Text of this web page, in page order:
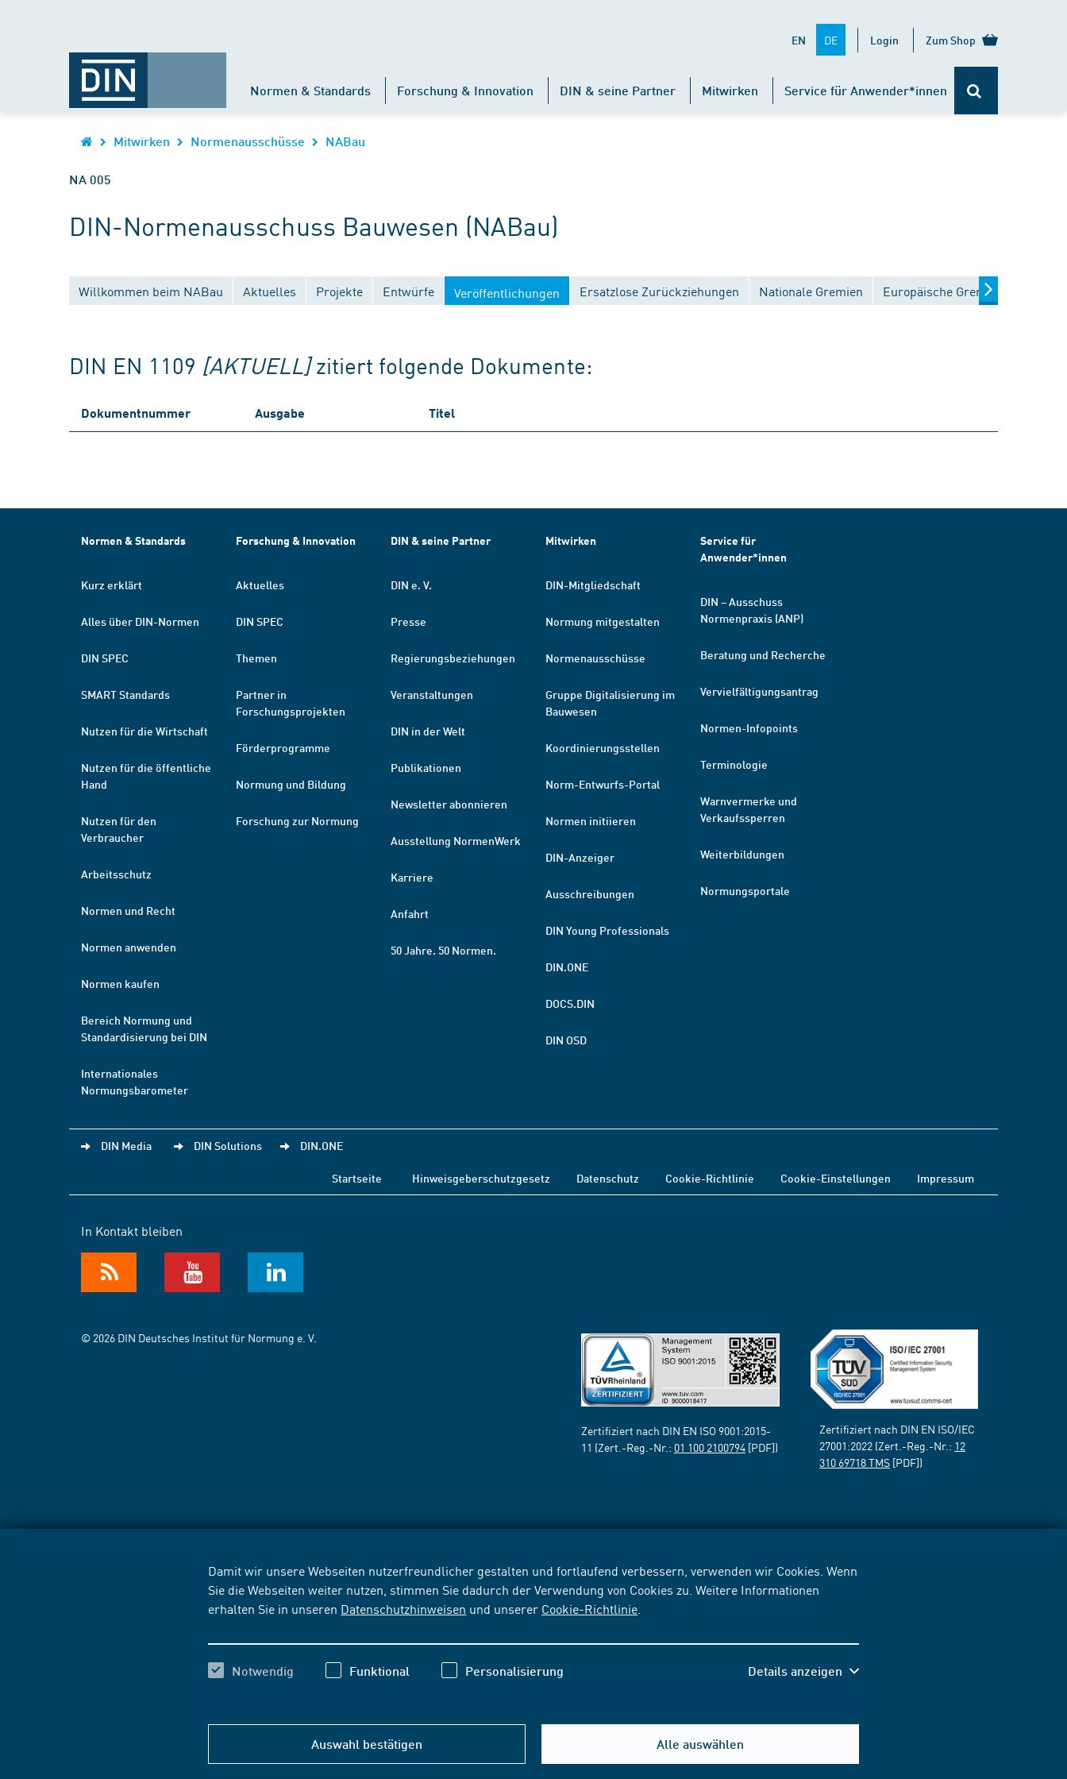
Damit wir unsere Webseiten nutzerfreundlicher gestalten und fortlaufend verbessern, verwenden wir Cookies. Wenn
Sie die Webseiten weiter nutzen, stimmen Sie dadurch der Verwendung von Cookies zu. Weitere Informationen
erhalten Sie in unseren Datenschutzhinweisen und unserer Cookie-Richtlinie
Notwendig Funktional Personalisierung Details anzeigen
Auswahl bestätigen Alle auswählen
EN DE Login Zum Shop
Normen & Standards Forschung & Innovation DIN & seine Partner Mitwirken Service für Anwender*innen
Mitwirken Normenausschüsse NABau
NA 005
DIN-Normenausschuss Bauwesen (NABau)
Willkommen beim NABau Aktuelles Projekte Entwürfe Veröffentlichungen Ersatzlose Zurückziehungen Nationale Gremien Europäische Gremien
DIN EN 1109 [AKTUELL] zitiert folgende Dokumente:
Dokumentnummer Ausgabe Titel
Normen & Standards
Kurz erklärt
Alles über DIN-Normen
DIN SPEC
SMART Standards
Nutzen für die Wirtschaft
Nutzen für die öffentliche
Hand
Nutzen für den
Verbraucher
Arbeitsschutz
Normen und Recht
Normen anwenden
Normen kaufen
Bereich Normung und
Standardisierung bei DIN
Internationales
Normungsbarometer
Forschung & Innovation
Aktuelles
DIN SPEC
Themen
Partner in
Forschungsprojekten
Förderprogramme
Normung und Bildung
Forschung zur Normung
DIN & seine Partner
DIN e. V.
Presse
Regierungsbeziehungen
Veranstaltungen
DIN in der Welt
Publikationen
Newsletter abonnieren
Ausstellung NormenWerk
Karriere
Anfahrt
50 Jahre. 50 Normen.
Mitwirken
DIN-Mitgliedschaft
Normung mitgestalten
Normenausschüsse
Gruppe Digitalisierung im
Bauwesen
Koordinierungsstellen
Norm-Entwurfs-Portal
Normen initiieren
DIN-Anzeiger
Ausschreibungen
DIN Young Professionals
DIN.ONE
DOCS.DIN
DIN OSD
Service für
Anwender*innen
DIN – Ausschuss
Normenpraxis (ANP)
Beratung und Recherche
Vervielfältigungsantrag
Normen-Infopoints
Terminologie
Warnvermerke und
Verkaufssperren
Weiterbildungen
Normungsportale
DIN Media DIN Solutions DIN.ONE
Startseite Hinweisgeberschutzgesetz Datenschutz Cookie-Richtlinie Cookie-Einstellungen Impressum
In Kontakt bleiben
© 2026 DIN Deutsches Institut für Normung e. V.
Zertifiziert nach DIN EN ISO 9001:2015-
11 (Zert.-Reg.-Nr.: 01 100 2100794 [PDF])
Zertifiziert nach DIN EN ISO/IEC
27001:2022 (Zert.-Reg.-Nr.: 12
310 69718 TMS [PDF])